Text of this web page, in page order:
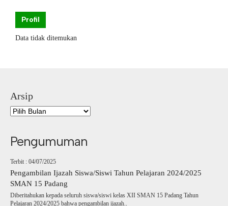
Profil
Data tidak ditemukan
Arsip
Pengumuman
Terbit : 04/07/2025
Pengambilan Ijazah Siswa/Siswi Tahun Pelajaran 2024/2025
SMAN 15 Padang
Diberitahukan kepada seluruh siswa/siswi kelas XII SMAN 15 Padang Tahun
Pelajaran 2024/2025 bahwa pengambilan ijazah..